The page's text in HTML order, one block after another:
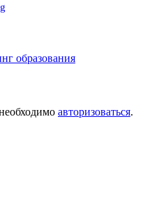
образования
авторизоваться.